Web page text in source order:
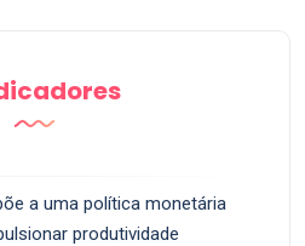
a uma política monetária
produtividade